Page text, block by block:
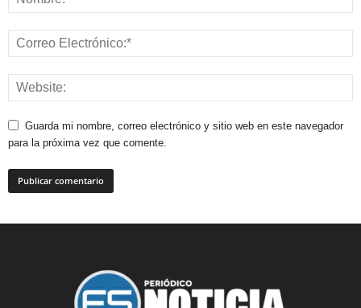
Guarda mi nombre, correo electrónico y sitio web en este navegador
para la próxima vez que comente.